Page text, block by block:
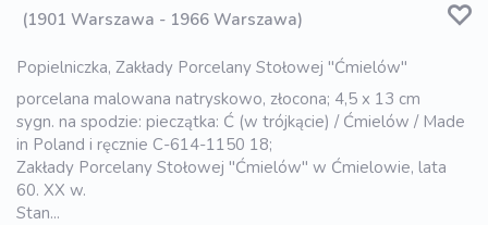
(1901 Warszawa - 1966 Warszawa)
Popielniczka, Zakłady Porcelany Stołowej "Ćmielów"
porcelana malowana natryskowo, złocona; 4,5 x 13 cm
sygn. na spodzie: pieczątka: Ć (w trójkącie) / Ćmielów / Made
in Poland i ręcznie C-614-1150 18;
Zakłady Porcelany Stołowej "Ćmielów" w Ćmielowie, lata
60. XX w.
Stan...